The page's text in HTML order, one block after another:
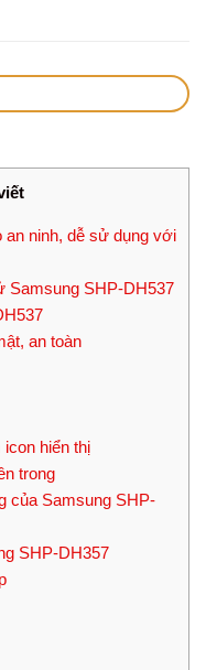
ninh, dễ sử dụng với
Samsung SHP-DH537
an toàn
hiển thị
trong
của Samsung SHP-
SHP-DH357